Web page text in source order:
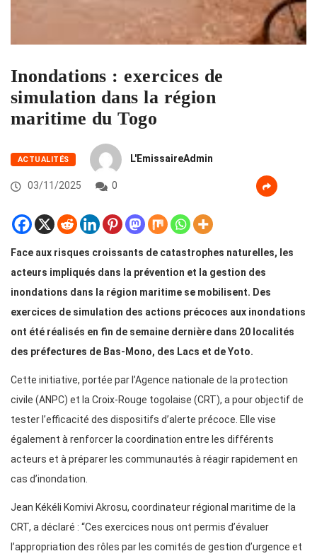
Inondations : exercices de
simulation dans la région
maritime du Togo
ACTUALITÉS L'EmissaireAdmin
03/11/2025 0
Face aux risques croissants de catastrophes naturelles, les
acteurs impliqués dans la prévention et la gestion des
inondations dans la région maritime se mobilisent. Des
exercices de simulation des actions précoces aux inondations
ont été réalisés en fin de semaine dernière dans 20 localités
des préfectures de Bas-Mono, des Lacs et de Yoto.
Cette initiative, portée par l’Agence nationale de la protection
civile (ANPC) et la Croix-Rouge togolaise (CRT), a pour objectif de
tester l’efficacité des dispositifs d’alerte précoce. Elle vise
également à renforcer la coordination entre les différents
acteurs et à préparer les communautés à réagir rapidement en
cas d’inondation.
Jean Kékéli Komivi Akrosu, coordinateur régional maritime de la
CRT, a déclaré : “Ces exercices nous ont permis d’évaluer
l’appropriation des rôles par les comités de gestion d’urgence et